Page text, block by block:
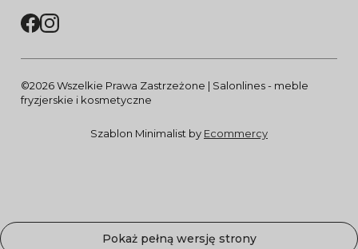
©2026 Wszelkie Prawa Zastrzeżone | Salonlines - meble
fryzjerskie i kosmetyczne
Szablon Minimalist by Ecommercy
Pokaż pełną wersję strony